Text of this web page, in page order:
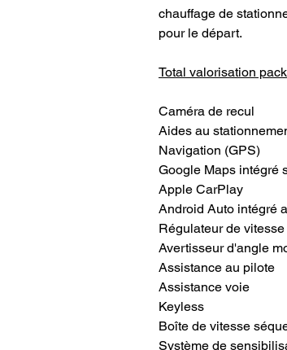
chauffage de
pour le départ.
Total valorisation
Caméra de recul
Aides au
Navigation (GPS)
Google Maps intégré
Apple CarPlay
Android Auto intégré
Régulateur de
Avertisseur d'angle
Assistance au pilote
Assistance voie
Keyless
Boîte de vitesse
Système de